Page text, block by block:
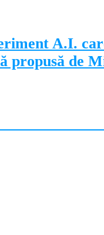
A.I.
propusă de